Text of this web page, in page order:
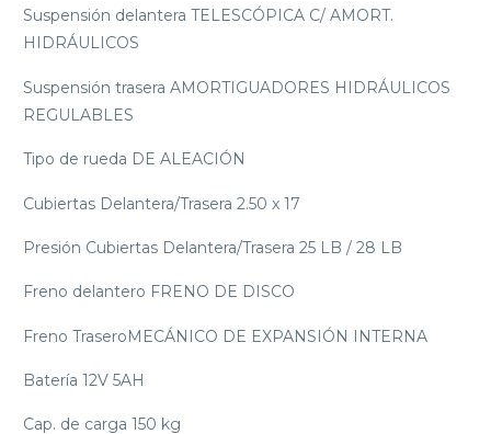
Suspensión delantera TELESCÓPICA C/ AMORT.
HIDRÁULICOS
Suspensión trasera AMORTIGUADORES HIDRÁULICOS
REGULABLES
Tipo de rueda DE ALEACIÓN
Cubiertas Delantera/Trasera 2.50 x 17
Presión Cubiertas Delantera/Trasera 25 LB / 28 LB
Freno delantero FRENO DE DISCO
Freno TraseroMECÁNICO DE EXPANSIÓN INTERNA
Batería 12V 5AH
Cap. de carga 150 kg